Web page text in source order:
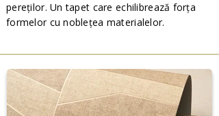
pereților. Un tapet care echilibrează forța
formelor cu noblețea materialelor.